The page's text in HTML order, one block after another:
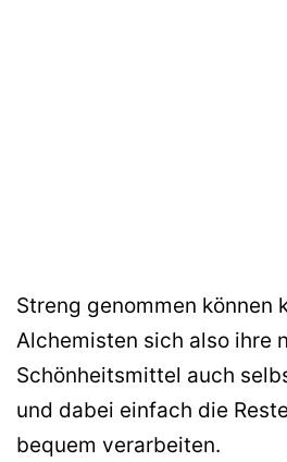
Streng genommen können
Alchemisten sich also ihre
Schönheitsmittel auch
und dabei einfach die
bequem verarbeiten.